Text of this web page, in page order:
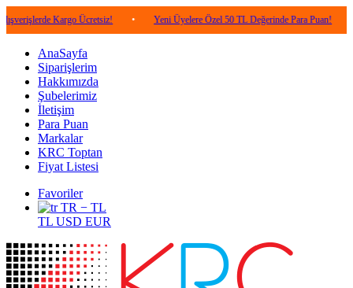
Kargo Ücretsiz! • Yeni Üyelere Özel 50 TL Değerinde Para Puan! • 5.000
AnaSayfa
Siparişlerim
Hakkımızda
Şubelerimiz
İletişim
Para Puan
Markalar
KRC Toptan
Fiyat Listesi
Favoriler
TR − TL
TL USD EUR